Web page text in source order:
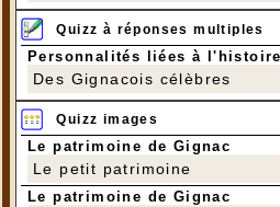
Quizz à réponses multiples
Personnalités liées à
Des Gignacois célèbres
Quizz images
Le patrimoine de Gignac
Le petit patrimoine
Le patrimoine de Gignac